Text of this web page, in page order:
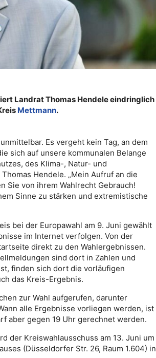
Landrat Thomas Hendele eindringlich
Mettmann.
Es vergeht kein Tag, an dem
sich auf unsere kommunalen Belange
des Klima-, Natur- und
Hendele. „Mein Aufruf an die
Sie von ihrem Wahlrecht Gebrauch!
Sinne zu stärken und extremistische
bei der Europawahl am 9. Juni gewählt
im Internet verfolgen. Von der
direkt zu den Wahlergebnissen.
sind dort in Zahlen und
finden sich dort die vorläufigen
das Kreis-Ergebnis.
zur Wahl aufgerufen, darunter
alle Ergebnisse vorliegen werden, ist
aber gegen 19 Uhr gerechnet werden.
der Kreiswahlausschuss am 13. Juni um
(Düsseldorfer Str. 26, Raum 1.604) in